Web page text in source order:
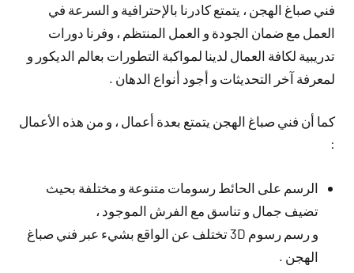
فني صباغ الهجن ، يتمتع كادرنا بالإحترافية و السرعة في
العمل مع ضمان الجودة و العمل المنتظم ، وفرنا دورات
تدريبية لكافة العمال لدينا لمواكبة التطورات بعالم الديكور و
لمعرفة آخر التحديثات و أجود أنواع الدهان .
كما أن فني صباغ الهجن يتمتع بعدة أعمال ، و من هذه الأعمال
:
الرسم على الحائط رسومات متنوعة و مختلفة بحيث
تضيف جمال و تناسق مع الفرش الموجود ،
و رسم رسوم 3D تختلف عن الواقع بشيء عبر فني صباغ
الهجن .